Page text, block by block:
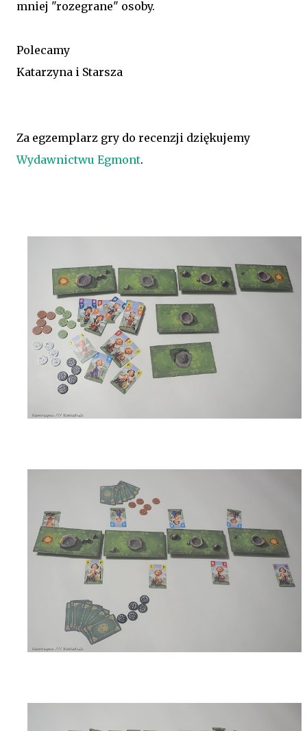
mniej "rozegrane" osoby.
Polecamy
Katarzyna i Starsza
Za egzemplarz gry do recenzji dziękujemy
Wydawnictwu Egmont.